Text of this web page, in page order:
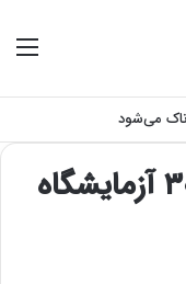
می‌شود
حمایت وزارت علوم از ۳۰۰ آزمایشگاه